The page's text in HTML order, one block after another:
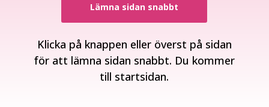
Lämna sidan snabbt
Klicka på knappen eller överst på sidan
för att lämna sidan snabbt. Du kommer
till startsidan.